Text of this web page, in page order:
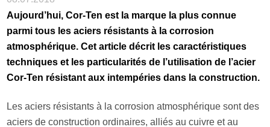
Aujourd’hui, Cor-Ten est la marque la plus connue
parmi tous les aciers résistants à la corrosion
atmosphérique. Cet article décrit les caractéristiques
techniques et les particularités de l’utilisation de l’acier
Cor-Ten résistant aux intempéries dans la construction.
Les aciers résistants à la corrosion atmosphérique sont des
aciers de construction ordinaires, alliés au cuivre et au